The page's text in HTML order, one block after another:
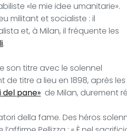
«le mie idee umanitarie».
militant et socialiste : il
et, à Milan, il fréquente les
.
son titre avec le solennel
de titre a lieu en 1898, après les
del pane» de Milan, durement
della fame. Des héros